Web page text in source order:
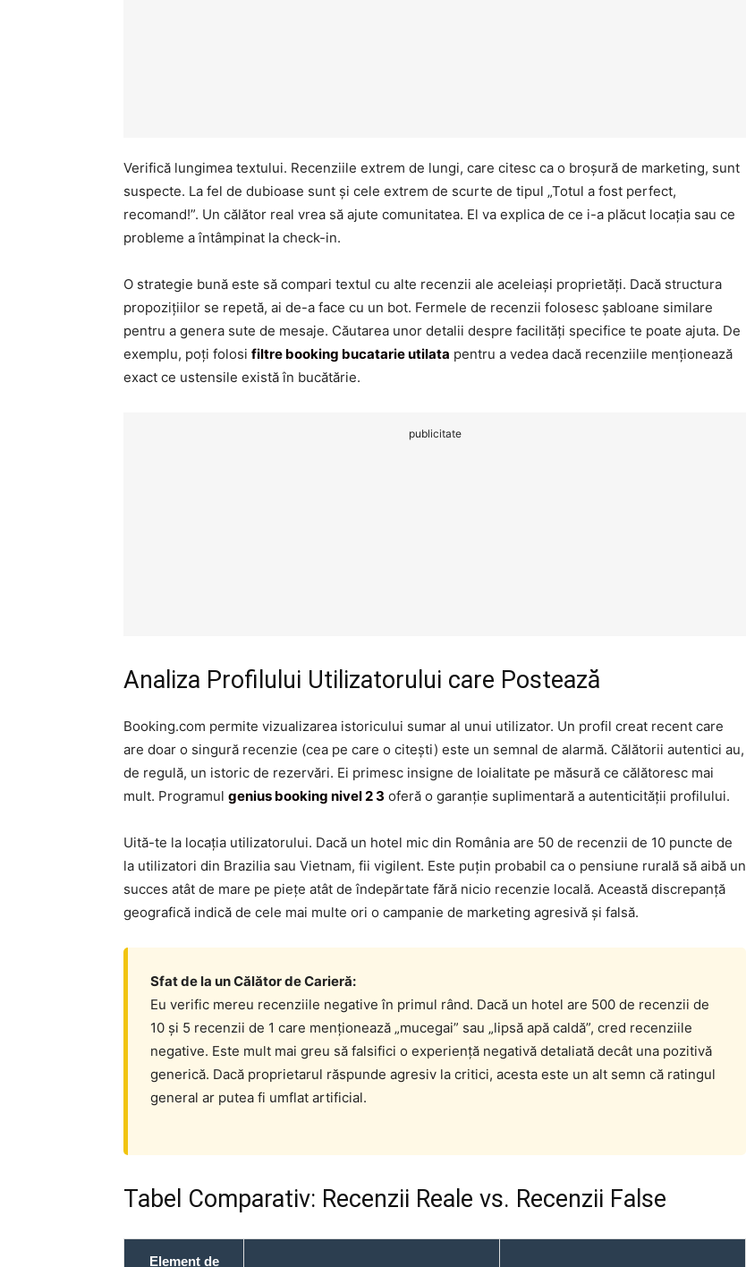
Verifică lungimea textului. Recenziile extrem de lungi, care citesc ca o broșură de marketing, sunt
suspecte. La fel de dubioase sunt și cele extrem de scurte de tipul „Totul a fost perfect,
recomand!”. Un călător real vrea să ajute comunitatea. El va explica de ce i-a plăcut locația sau ce
probleme a întâmpinat la check-in.
O strategie bună este să compari textul cu alte recenzii ale aceleiași proprietăți. Dacă structura
propozițiilor se repetă, ai de-a face cu un bot. Fermele de recenzii folosesc șabloane similare
pentru a genera sute de mesaje. Căutarea unor detalii despre facilități specifice te poate ajuta. De
exemplu, poți folosi filtre booking bucatarie utilata pentru a vedea dacă recenziile menționează
exact ce ustensile există în bucătărie.
publicitate
Analiza Profilului Utilizatorului care Postează
Booking.com permite vizualizarea istoricului sumar al unui utilizator. Un profil creat recent care
are doar o singură recenzie (cea pe care o citești) este un semnal de alarmă. Călătorii autentici au,
de regulă, un istoric de rezervări. Ei primesc insigne de loialitate pe măsură ce călătoresc mai
mult. Programul genius booking nivel 2 3 oferă o garanție suplimentară a autenticității profilului.
Uită-te la locația utilizatorului. Dacă un hotel mic din România are 50 de recenzii de 10 puncte de
la utilizatori din Brazilia sau Vietnam, fii vigilent. Este puțin probabil ca o pensiune rurală să aibă un
succes atât de mare pe piețe atât de îndepărtate fără nicio recenzie locală. Această discrepanță
geografică indică de cele mai multe ori o campanie de marketing agresivă și falsă.
Sfat de la un Călător de Carieră:
Eu verific mereu recenziile negative în primul rând. Dacă un hotel are 500 de recenzii de
10 și 5 recenzii de 1 care menționează „mucegai” sau „lipsă apă caldă”, cred recenziile
negative. Este mult mai greu să falsifici o experiență negativă detaliată decât una pozitivă
generică. Dacă proprietarul răspunde agresiv la critici, acesta este un alt semn că ratingul
general ar putea fi umflat artificial.
Tabel Comparativ: Recenzii Reale vs. Recenzii False
Element de